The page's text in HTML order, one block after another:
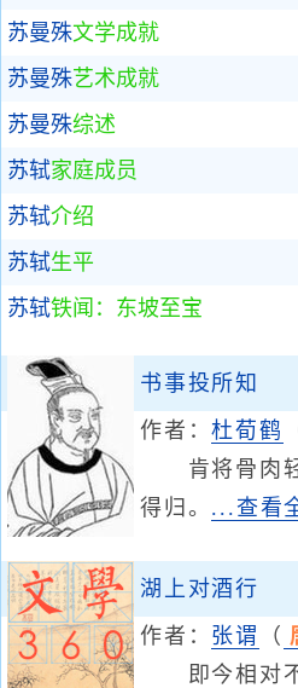
苏曼殊文学成就
苏曼殊艺术成就
苏曼殊综述
苏轼家庭成员
苏轼介绍
苏轼生平
苏轼铁闻：东坡至宝
书事投所知
作者：杜荀鹤
肯将骨肉
得归。 ...查看
湖上对酒行
作者： 张谓 （
即今相对不